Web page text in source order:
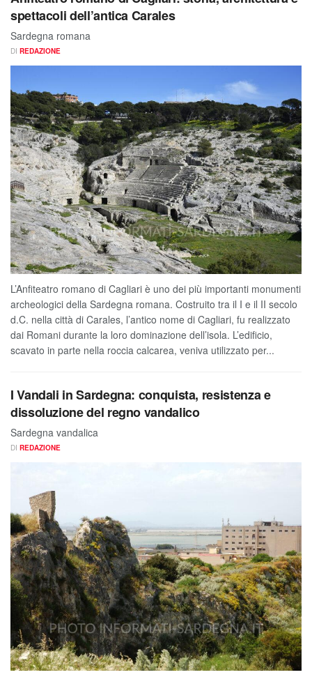
spettacoli dell’antica Carales
Sardegna romana
DI REDAZIONE
L’Anfiteatro romano di Cagliari è uno dei più importanti monumenti
archeologici della Sardegna romana. Costruito tra il I e il II secolo
d.C. nella città di Carales, l’antico nome di Cagliari, fu realizzato
dai Romani durante la loro dominazione dell’isola. L’edificio,
scavato in parte nella roccia calcarea, veniva utilizzato per...
I Vandali in Sardegna: conquista, resistenza e
dissoluzione del regno vandalico
Sardegna vandalica
DI REDAZIONE